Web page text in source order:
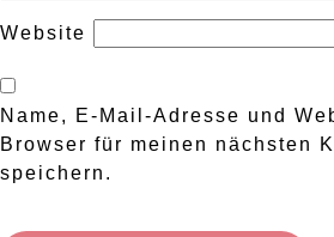
Website
Name, E-Mail-Adresse und
Browser für meinen nächsten
speichern.